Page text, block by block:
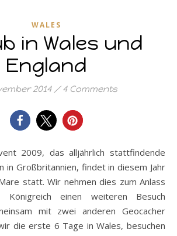
WALES
in Wales und
England
2014 / 4 Comments
in Großbritannien, findet in diesem Jahr
statt. Wir nehmen dies zum Anlass
Königreich einen weiteren Besuch
mit zwei anderen Geocacher
die erste 6 Tage in Wales, besuchen